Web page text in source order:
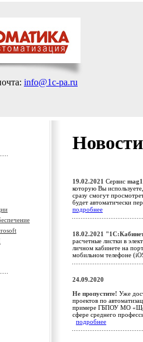
info@1c-pa.ru
19.02.2021 Сервис
которую Вы
сразу смогут
будет автоматически
подробнее
18.02.2021
расчетные листки в
личном кабинете на
мобильном телефоне
24.09.2020
Не пропустите! Уже
проектов по
примере ГБПОУ МО
сфере среднего
подробнее